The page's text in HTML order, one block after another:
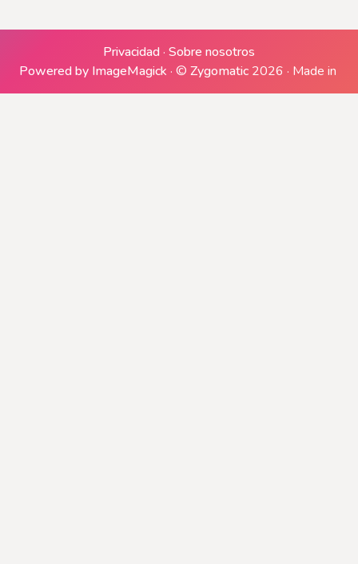
Privacidad· Sobre nosotros
Powered by ImageMagick · © Zygomatic2026 · Made in
Generando descargas
Generando archivo ZIP
Descargar